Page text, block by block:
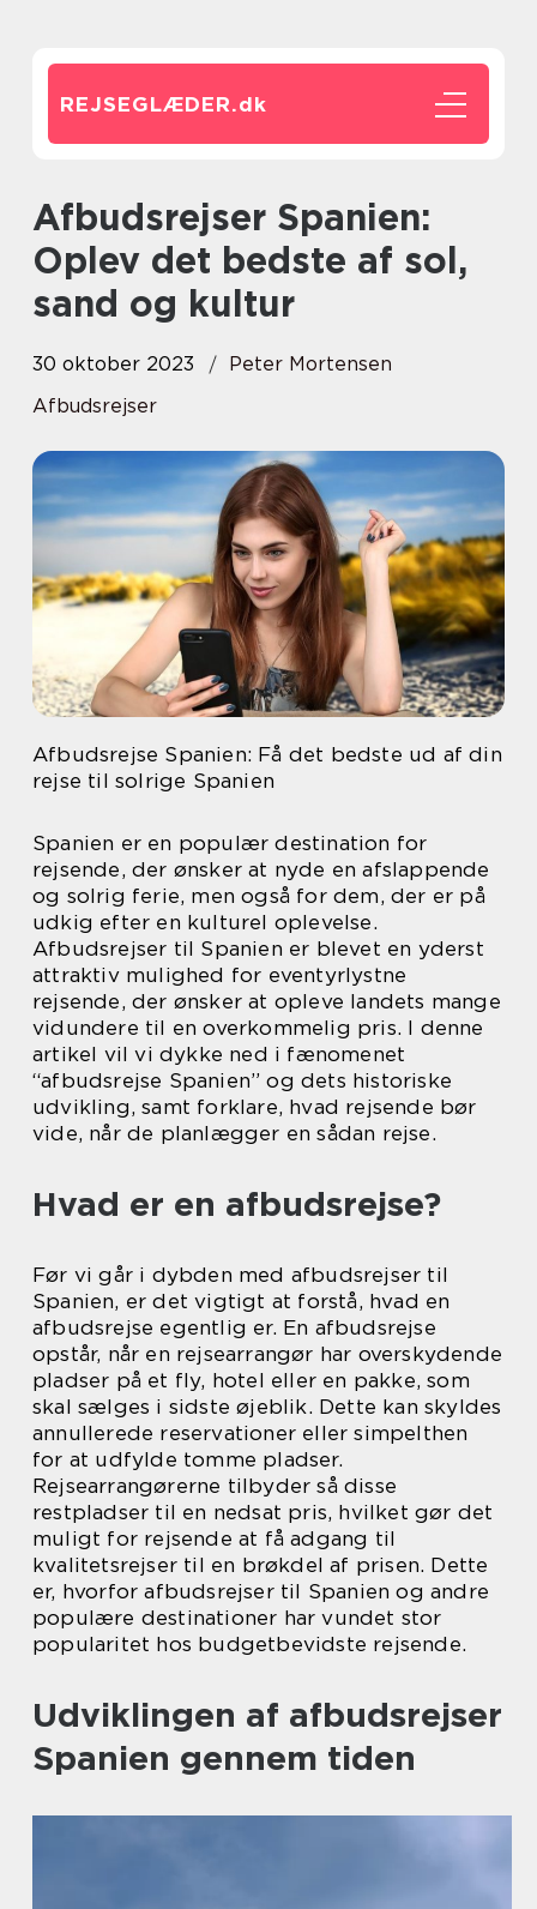
REJSEGLÆDER.dk
Afbudsrejser Spanien:
Oplev det bedste af sol,
sand og kultur
30 oktober 2023
Peter Mortensen
Afbudsrejser
Afbudsrejse Spanien: Få det bedste ud af din
rejse til solrige Spanien
Spanien er en populær destination for
rejsende, der ønsker at nyde en afslappende
og solrig ferie, men også for dem, der er på
udkig efter en kulturel oplevelse.
Afbudsrejser til Spanien er blevet en yderst
attraktiv mulighed for eventyrlystne
rejsende, der ønsker at opleve landets mange
vidundere til en overkommelig pris. I denne
artikel vil vi dykke ned i fænomenet
“afbudsrejse Spanien” og dets historiske
udvikling, samt forklare, hvad rejsende bør
vide, når de planlægger en sådan rejse.
Hvad er en afbudsrejse?
Før vi går i dybden med afbudsrejser til
Spanien, er det vigtigt at forstå, hvad en
afbudsrejse egentlig er. En afbudsrejse
opstår, når en rejsearrangør har overskydende
pladser på et fly, hotel eller en pakke, som
skal sælges i sidste øjeblik. Dette kan skyldes
annullerede reservationer eller simpelthen
for at udfylde tomme pladser.
Rejsearrangørerne tilbyder så disse
restpladser til en nedsat pris, hvilket gør det
muligt for rejsende at få adgang til
kvalitetsrejser til en brøkdel af prisen. Dette
er, hvorfor afbudsrejser til Spanien og andre
populære destinationer har vundet stor
popularitet hos budgetbevidste rejsende.
Udviklingen af afbudsrejser
Spanien gennem tiden